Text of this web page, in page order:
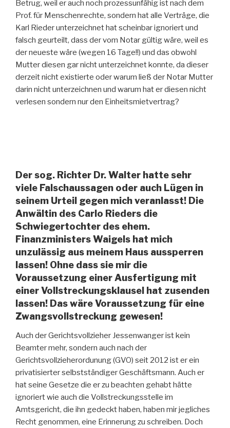
Betrug, weil er auch noch prozessunfähig ist nach dem
Prof. für Menschenrechte, sondern hat alle Verträge, die
Karl Rieder unterzeichnet hat scheinbar ignoriert und
falsch geurteilt, dass der vom Notar gültig wäre, weil es
der neueste wäre (wegen 16 Tage!!) und das obwohl
Mutter diesen gar nicht unterzeichnet konnte, da dieser
derzeit nicht existierte oder warum ließ der Notar Mutter
darin nicht unterzeichnen und warum hat er diesen nicht
verlesen sondern nur den Einheitsmietvertrag?
Der sog. Richter Dr. Walter hatte sehr
viele Falschaussagen oder auch Lügen in
seinem Urteil gegen mich veranlasst! Die
Anwältin des Carlo Rieders die
Schwiegertochter des ehem.
Finanzministers Waigels hat mich
unzulässig aus meinem Haus aussperren
lassen! Ohne dass sie mir die
Voraussetzung einer Ausfertigung mit
einer Vollstreckungsklausel hat zusenden
lassen! Das wäre Voraussetzung für eine
Zwangsvollstreckung gewesen!
Auch der Gerichtsvollzieher Jessenwanger ist kein
Beamter mehr, sondern auch nach der
Gerichtsvollzieherordunung (GVO) seit 2012 ist er ein
privatisierter selbstständiger Geschäftsmann. Auch er
hat seine Gesetze die er zu beachten gehabt hätte
ignoriert wie auch die Vollstreckungsstelle im
Amtsgericht, die ihn gedeckt haben, haben mir jegliches
Recht genommen, eine Erinnerung zu schreiben. Doch